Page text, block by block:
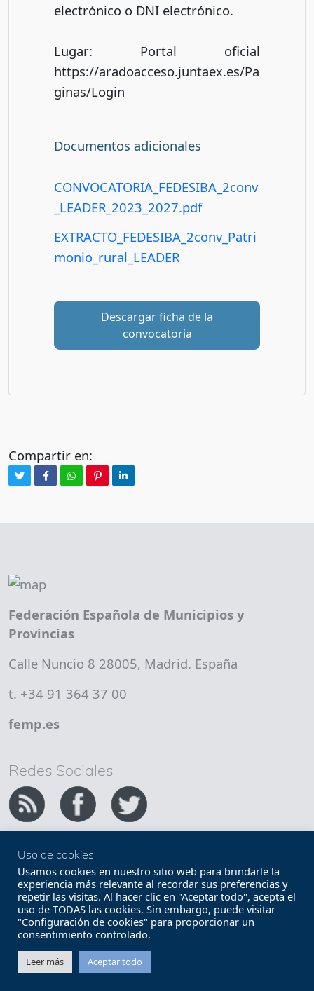
electrónico o DNI electrónico.
Lugar: Portal oficial
https://aradoacceso.juntaex.es/Pa
ginas/Login
Documentos adicionales
CONVOCATORIA_FEDESIBA_2conv
_LEADER_2023_2027.pdf
EXTRACTO_FEDESIBA_2conv_Patri
monio_rural_LEADER
Descargar ficha de la
convocatoria
Compartir en:
Federación Española de Municipios y
Provincias
Calle Nuncio 8 28005, Madrid. España
t. +34 91 364 37 00
femp.es
Redes Sociales
Copyright FEMP
Accesibilidad
Términos legales
Política de privacidad
Términos y condiciones de uso
Contacto
Uso de cookies
Usamos cookies en nuestro sitio web para brindarle la
experiencia más relevante al recordar sus preferencias y
repetir las visitas. Al hacer clic en "Aceptar todo", acepta el
uso de TODAS las cookies. Sin embargo, puede visitar
"Configuración de cookies" para proporcionar un
consentimiento controlado.
Leer más Aceptar todo